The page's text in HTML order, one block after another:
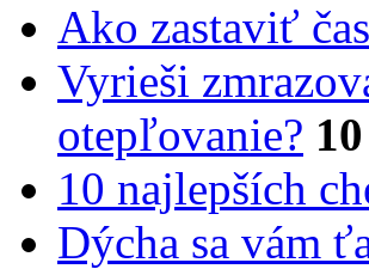
Ako zastaviť čas
Vyrieši
otepľovanie? 10
10 najlepších
Dýcha sa vám